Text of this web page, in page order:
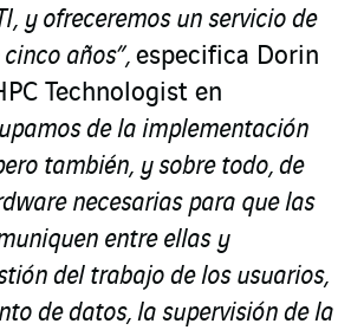
y ofreceremos un servicio de
años”, especifica Dorin
Technologist en
de la implementación
también, y sobre todo, de
necesarias para que las
entre ellas y
del trabajo de los usuarios,
de datos, la supervisión de la